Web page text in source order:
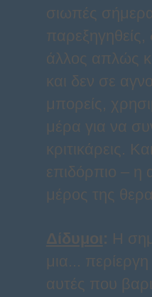
σιωπές
άλλος απλώς
και δεν σε
μπορείς,
μέρα για να
κριτικάρεις.
επιδόρπιο – η
μέρος της
Δίδυμοι: Η
μια...
αυτές που